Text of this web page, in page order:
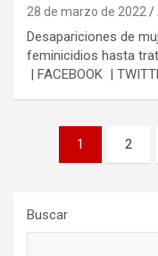
28 de marzo de 2022
Desapariciones de
feminicidios hasta
| FACEBOOK |
Paginación
1 2
Buscar